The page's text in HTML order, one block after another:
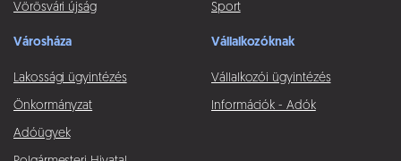
Vörösvári újság Sport
Városháza
Lakossági ügyintézés
Önkormányzat
Adóügyek
Vállalkozóknak
Vállalkozói ügyintézés
Információk - Adók